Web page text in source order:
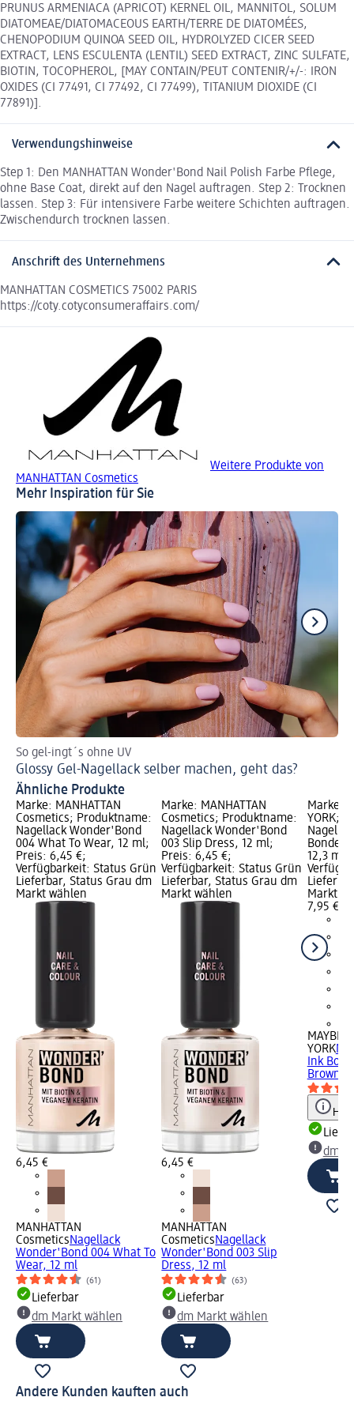
PRUNUS ARMENIACA (APRICOT) KERNEL OIL, MANNITOL, SOLUM
DIATOMEAE/DIATOMACEOUS EARTH/TERRE DE DIATOMÉES,
CHENOPODIUM QUINOA SEED OIL, HYDROLYZED CICER SEED
EXTRACT, LENS ESCULENTA (LENTIL) SEED EXTRACT, ZINC SULFATE,
BIOTIN, TOCOPHEROL, [MAY CONTAIN/PEUT CONTENIR/+/-: IRON
OXIDES (CI 77491, CI 77492, CI 77499), TITANIUM DIOXIDE (CI
77891)].
Verwendungshinweise
Step 1: Den MANHATTAN Wonder'Bond Nail Polish Farbe Pflege,
ohne Base Coat, direkt auf den Nagel auftragen. Step 2: Trocknen
lassen. Step 3: Für intensivere Farbe weitere Schichten auftragen.
Zwischendurch trocknen lassen.
Anschrift des Unternehmens
MANHATTAN COSMETICS 75002 PARIS
https://coty.cotyconsumeraffairs.com/
Weitere Produkte von
MANHATTAN Cosmetics
Mehr Inspiration für Sie
So gel-ingt´s ohne UV
Glossy Gel-Nagellack selber machen, geht das?
Ähnliche Produkte
Marke: MANHATTAN
Cosmetics; Produktname:
Nagellack Wonder'Bond
004 What To Wear, 12 ml;
Preis: 6,45 €;
Verfügbarkeit: Status Grün
Lieferbar, Status Grau dm
Markt wählen
6,45 €
MANHATTAN
CosmeticsNagellack
Wonder'Bond 004 What To
Wear, 12 ml
(61)
Lieferbar
dm Markt wählen
Marke: MANHATTAN
Cosmetics; Produktname:
Nagellack Wonder'Bond
003 Slip Dress, 12 ml;
Preis: 6,45 €;
Verfügbarkeit: Status Grün
Lieferbar, Status Grau dm
Markt wählen
6,45 €
MANHATTAN
CosmeticsNagellack
Wonder'Bond 003 Slip
Dress, 12 ml
(63)
Lieferbar
dm Markt wählen
Marke:
YORK;
Bonder
12,3 ml;
Markt
7,95 €
YORK
Ink
Brown,
dm
Andere Kunden kauften auch